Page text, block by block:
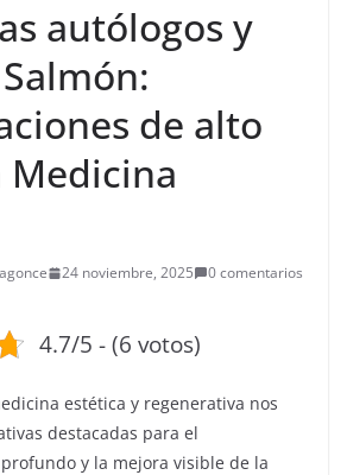
autólogos y
de alto
24 noviembre, 2025
0 comentarios
4.7/5 - (6 votos)
estética y regenerativa nos
destacadas para el
y la mejora visible de la